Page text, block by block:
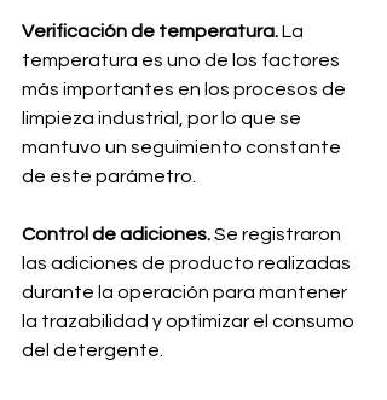
Verificación de temperatura. La
temperatura es uno de los factores
más importantes en los procesos de
limpieza industrial, por lo que se
mantuvo un seguimiento constante
de este parámetro.
Control de adiciones. Se registraron
las adiciones de producto realizadas
durante la operación para mantener
la trazabilidad y optimizar el consumo
del detergente.